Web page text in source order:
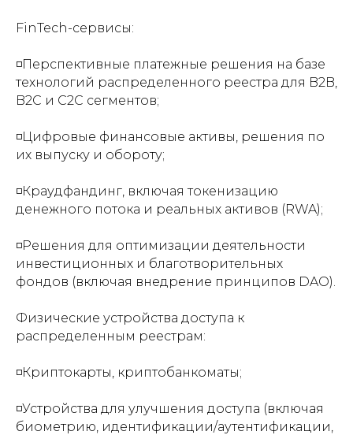
FinTech-сервисы:
◽️Перспективные платежные решения на базе
технологий распределенного реестра для B2B,
B2C и C2C сегментов;
◽️Цифровые финансовые активы, решения по
их выпуску и обороту;
◽️Краудфандинг, включая токенизацию
денежного потока и реальных активов (RWA);
◽️Решения для оптимизации деятельности
инвестиционных и благотворительных
фондов (включая внедрение принципов DAO).
Физические устройства доступа к
распределенным реестрам:
◽️Криптокарты, криптобанкоматы;
◽️Устройства для улучшения доступа (включая
биометрию, идентификации/аутентификации,